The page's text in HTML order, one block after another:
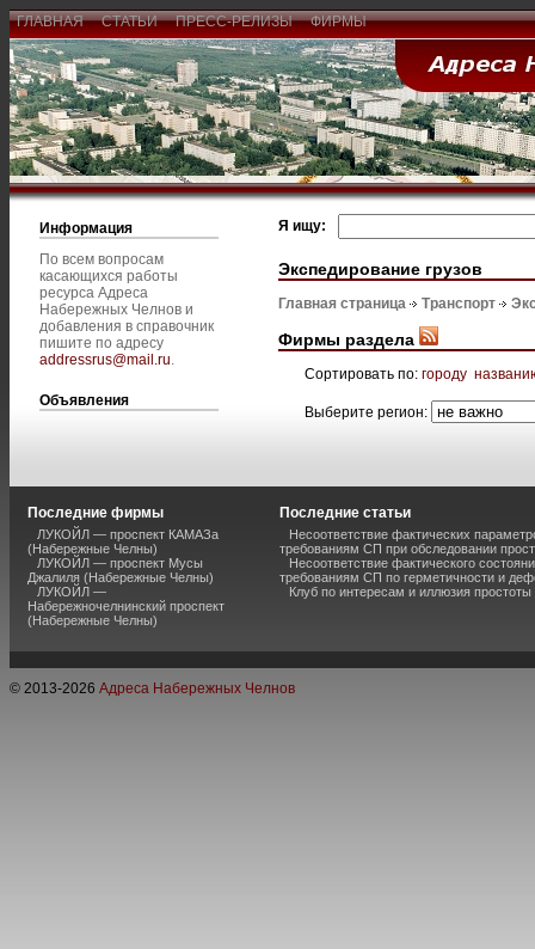
ГЛАВНАЯ СТАТЬИ ПРЕСС-РЕЛИЗЫ ФИРМЫ
Информация
По всем вопросам
касающихся работы
ресурса Адреса
Набережных Челнов и
добавления в справочник
пишите по адресу
addressrus@mail.ru.
Объявления
Я ищу:
Экспедирование грузов
Главная страница Транспорт
Фирмы раздела
Сортировать по: городу
Выберите регион:
Последние фирмы
ЛУКОЙЛ — проспект КАМАЗа
(Набережные Челны)
ЛУКОЙЛ — проспект Мусы
Джалиля (Набережные Челны)
ЛУКОЙЛ —
Набережночелнинский проспект
(Набережные Челны)
Последние статьи
Несоответствие фактических
требованиям СП при обследовании
Несоответствие фактического
требованиям СП по герметичности и
Клуб по интересам и иллюзия простоты
© 2013-2026 Адреса Набережных Челнов